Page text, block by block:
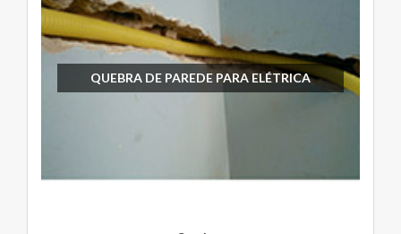
QUEBRA DE PAREDE PARA ELÉTRICA